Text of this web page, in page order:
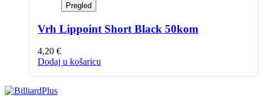
Pregled
Vrh Lippoint Short Black 50kom
4,20 €
Dodaj u košaricu